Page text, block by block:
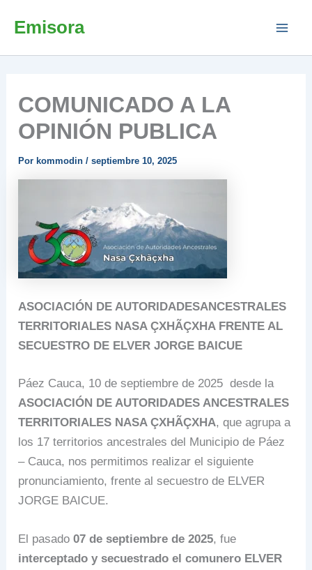
Emisora
COMUNICADO A LA
OPINIÓN PUBLICA
Por kommodin/septiembre 10, 2025
ASOCIACIÓN DE AUTORIDADESANCESTRALES
TERRITORIALES NASA ÇXHÃÇXHA FRENTE AL
SECUESTRO DE ELVER JORGE BAICUE
Páez Cauca, 10 de septiembre de 2025 desde la
ASOCIACIÓN DE AUTORIDADES ANCESTRALES
TERRITORIALES NASA ÇXHÃÇXHA, que agrupa a
los 17 territorios ancestrales del Municipio de Páez
– Cauca, nos permitimos realizar el siguiente
pronunciamiento, frente al secuestro de ELVER
JORGE BAICUE.
El pasado07 de septiembre de 2025, fue
interceptado y secuestrado el comunero ELVER